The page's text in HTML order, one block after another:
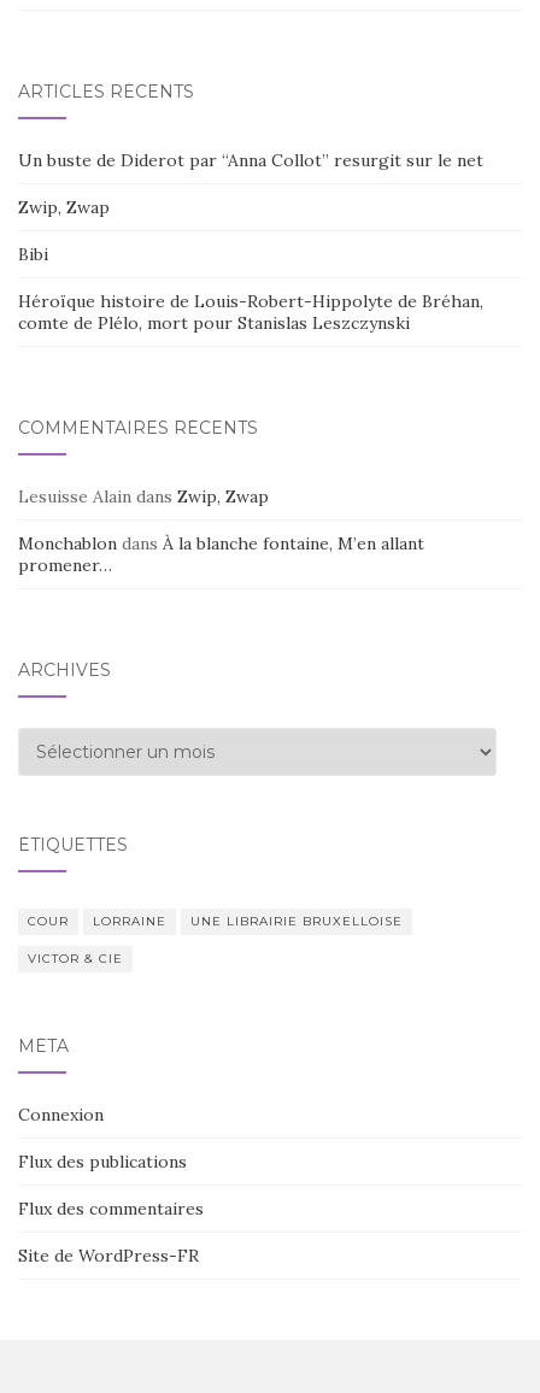
ARTICLES RÉCENTS
Un buste de Diderot par “Anna Collot” resurgit sur le net
Zwip, Zwap
Bibi
Héroïque histoire de Louis-Robert-Hippolyte de Bréhan,
comte de Plélo, mort pour Stanislas Leszczynski
COMMENTAIRES RÉCENTS
Lesuisse Alain dans Zwip, Zwap
Monchablon dans À la blanche fontaine, M’en allant
promener…
ARCHIVES
Archives
ÉTIQUETTES
COUR LORRAINE UNE LIBRAIRIE BRUXELLOISE
VICTOR & CIE
MÉTA
Connexion
Flux des publications
Flux des commentaires
Site de WordPress-FR